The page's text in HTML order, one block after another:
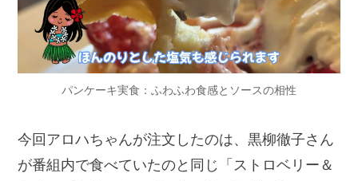
パンケーキ実食：ふわふわ食感とソースの相性
今回アロハちゃんが注文したのは、黒柳徹子さん
が番組内で食べていたのと同じ「ストロベリー＆